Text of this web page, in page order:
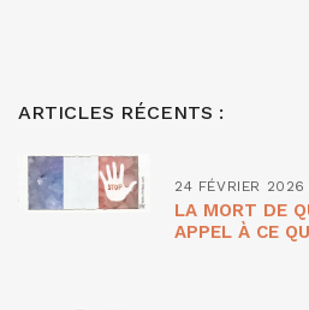
ARTICLES RÉCENTS :
24 FÉVRIER 2026
LA MORT DE
APPEL À CE